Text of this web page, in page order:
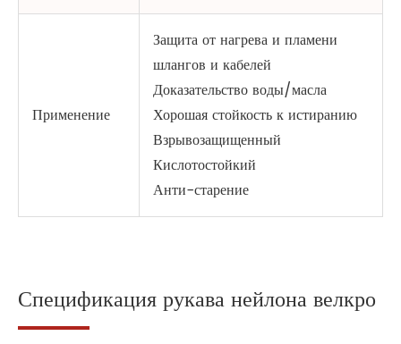
Применение
Защита от нагрева и пламени
шлангов и кабелей
Доказательство воды/масла
Хорошая стойкость к истиранию
Взрывозащищенный
Кислотостойкий
Анти-старение
Спецификация рукава нейлона велкро